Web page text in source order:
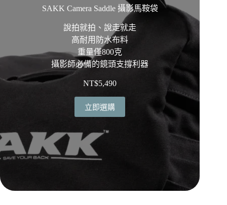
SAKK Camera Saddle 攝影馬鞍袋
說拍就拍、說走就走
高耐用防水布料
重量僅800克
攝影師必備的鏡頭支撐利器
NT$5,490
立即選購